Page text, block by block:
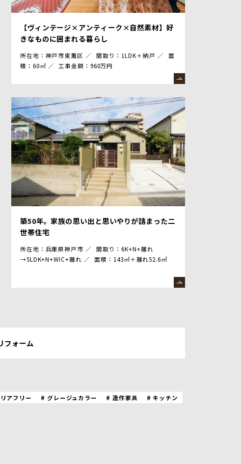
【ヴィンテージ×アンティーク×自然素材】好
きなものに囲まれる暮らし
所在地：神戸市東灘区 間取り：1LDK＋納戸
面
積：60㎡
工事金額：960万円
築50年。家族の思い出と思いやりが詰まった二
世帯住宅
所在地：兵庫県神戸市
間取り：6K+N+離れ
→5LDK+N+WIC+離れ
面積：143㎡＋離れ52.6㎡
フォーム
アフリー グレージュカラー 造作家具 キッチン